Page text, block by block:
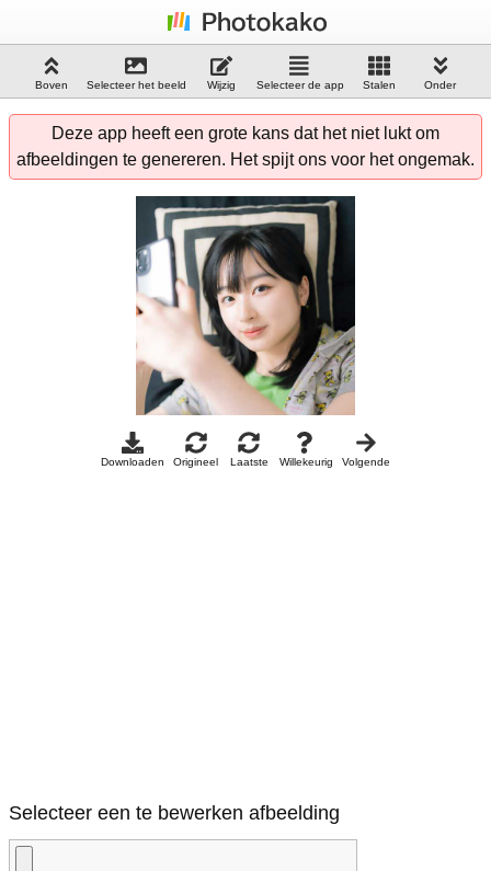
Boven Selecteer het beeld Wijzig Selecteer de app Stalen Onder
Deze app heeft een grote kans dat het niet lukt om
afbeeldingen te genereren. Het spijt ons voor het ongemak.
Downloaden Origineel Laatste Willekeurig Volgende
Selecteer een te bewerken afbeelding